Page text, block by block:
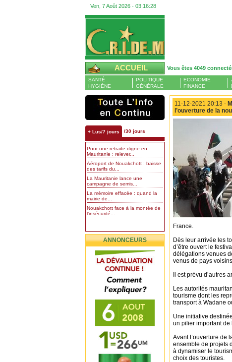
Ven, 7 Août 2026 - 03:16:29
ACCUEIL Vous êtes 4049
SANTÉ
HYGIÈNE
POLITIQUE
GÉNÉRALE
ECONOMIE
FINANCE
+ Lus/7 jours /30 jours
Pour une retraite digne en
Mauritanie : relever...
Aéroport de Nouakchott : baisse
des tarifs du...
La Mauritanie lance une
campagne de semis...
La mémoire effacée : quand la
mairie de...
Nouakchott face à la montée de
l’insécurité...
ANNONCEURS
11-12-2021 20:13 -
l’ouverture de la
France.
Dès leur arrivée les
d’être ouvert le
délégations venues
venus de pays
Il est prévu d’autres
Les autorités
tourisme dont les
transport à Wadane
Une initiative
un pilier important de
Avant l’ouverture de
ensemble de projets
à dynamiser le
choix des touristes.